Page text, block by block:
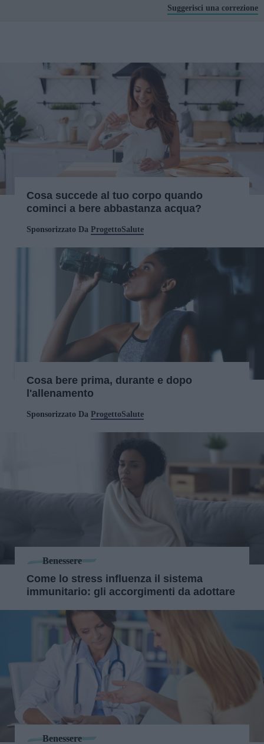
Suggerisci una correzione
Cosa succede al tuo corpo quando
cominci a bere abbastanza acqua?
Sponsorizzato Da ProgettoSalute
Cosa bere prima, durante e dopo
l'allenamento
Sponsorizzato Da ProgettoSalute
Benessere
Come lo stress influenza il sistema
immunitario: gli accorgimenti da adottare
Benessere